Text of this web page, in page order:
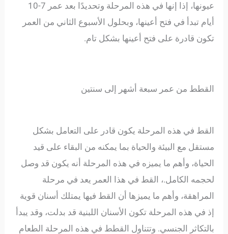
عيونها، إذا إنها في هذه المرحلة وتحديدًا بعد عمر 7-10
أيام تبدأ في فتح أعينها، وبحلول الأسبوع الثاني من العمر
تكون قادرة على فتح أعينها بشكل تام.
القطط من عمر سبعة أشهر إلى سنتين
القط في هذه المرحلة يكون قادر على التعامل بشكل
مستقل مع البيئة والحياة بما يمكنه من البقاء على قيد
الحياة، وأهم ما يميزه في هذه المرحلة أنه يكون قد وصل
لحجمه الكامل.، القط في هذا العمر يعد في مرحلة
المراهقة، وأهم ما يميزها أن القط فيها يمتلك أسنان قوية
إذ في هذه المرحلة تكون الأسنان اللبنية قد بدلت، وقد يبدأ
بالتكاثر الجنسي. وتتناول القطط في هذه المرحلة الطعام